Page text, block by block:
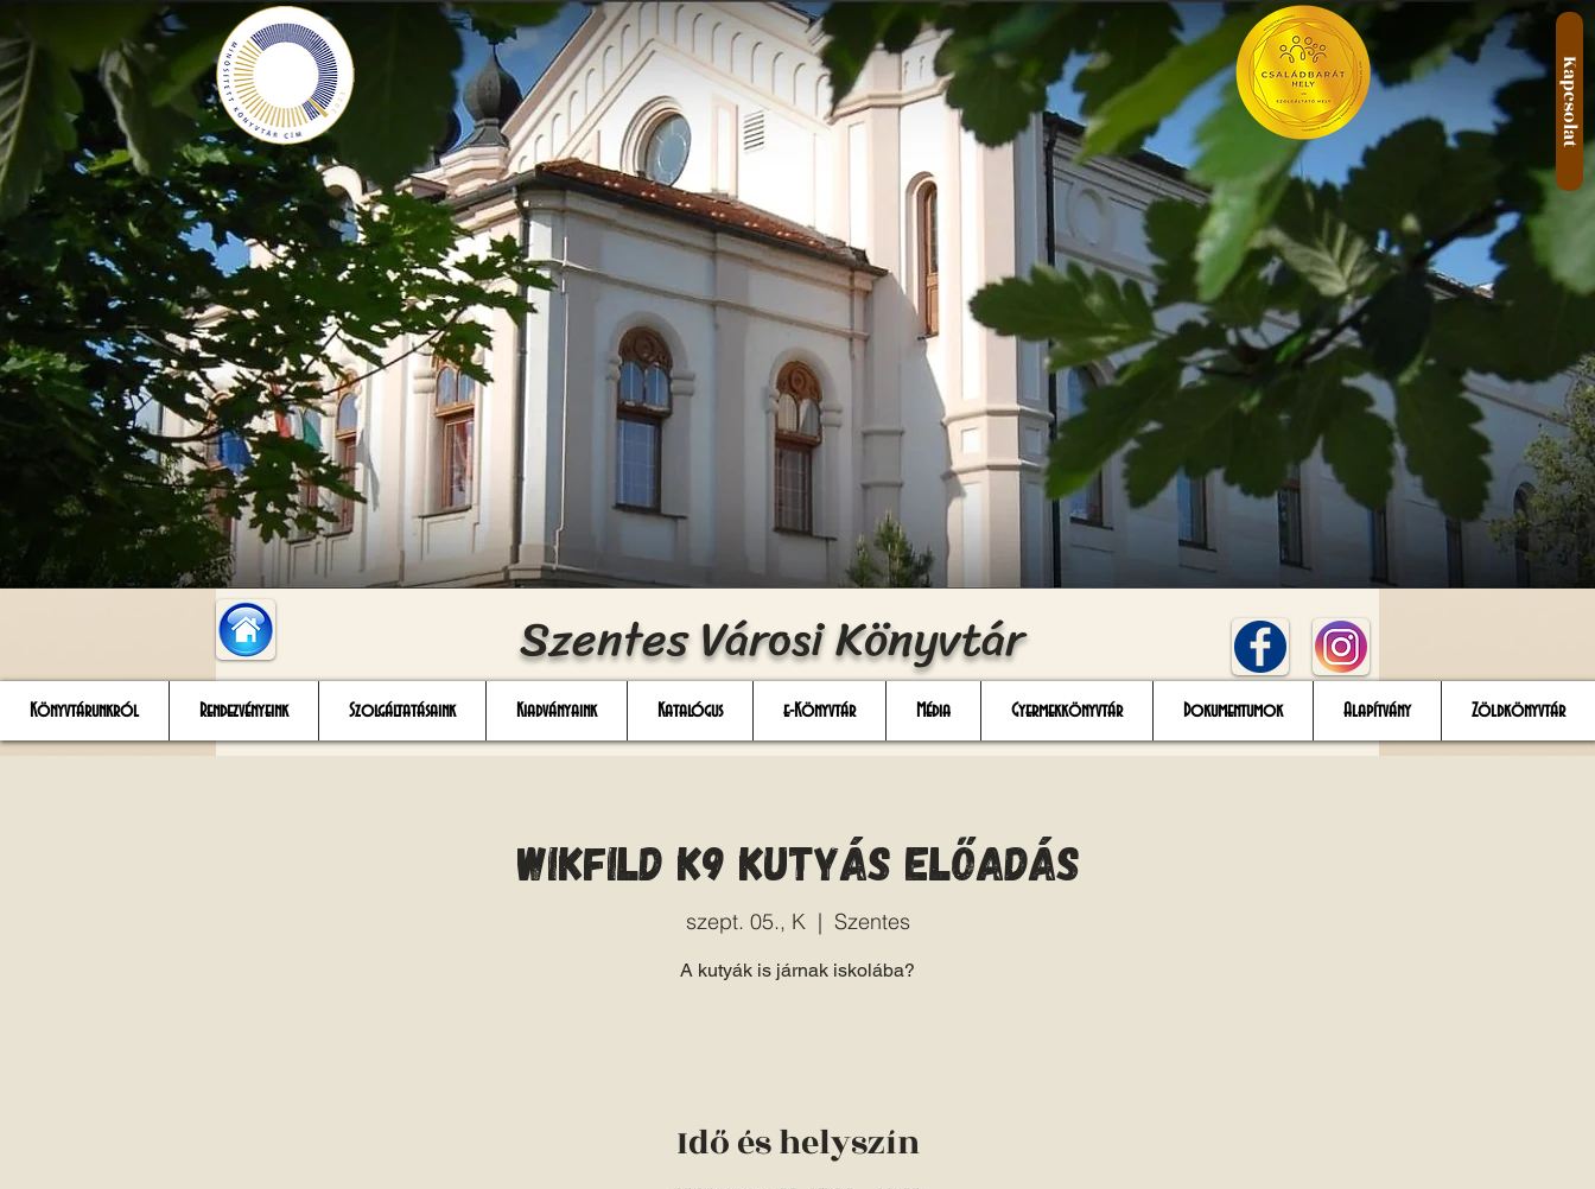
Kapcsolat
Szentes Városi Könyvtár
Könyvtárunkról Rendezvényeink Szolgáltatásaink Kiadványaink Katalógus e-Könyvtár Média Gyermekkönyvtár Dokumentumok Alapítvány Zöldkönyvtár
Wikfild K9 Kutyás előadás
szept. 05., K
  |
Szentes
A kutyák is járnak iskolába?
Idő és helyszín